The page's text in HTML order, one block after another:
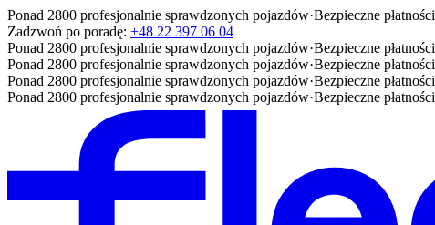
Ponad 2800 profesjonalnie sprawdzonych pojazdów·Bezpieczne płatności
Zadzwoń po poradę: +48 22 397 06 04
Ponad 2800 profesjonalnie sprawdzonych pojazdów·Bezpieczne płatności
Ponad 2800 profesjonalnie sprawdzonych pojazdów·Bezpieczne płatności
Ponad 2800 profesjonalnie sprawdzonych pojazdów·Bezpieczne płatności
Ponad 2800 profesjonalnie sprawdzonych pojazdów·Bezpieczne płatności